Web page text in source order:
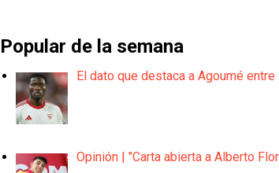
Popular de la semana
El dato que destaca a Agoumé
Opinión | "Carta abierta a Alberto